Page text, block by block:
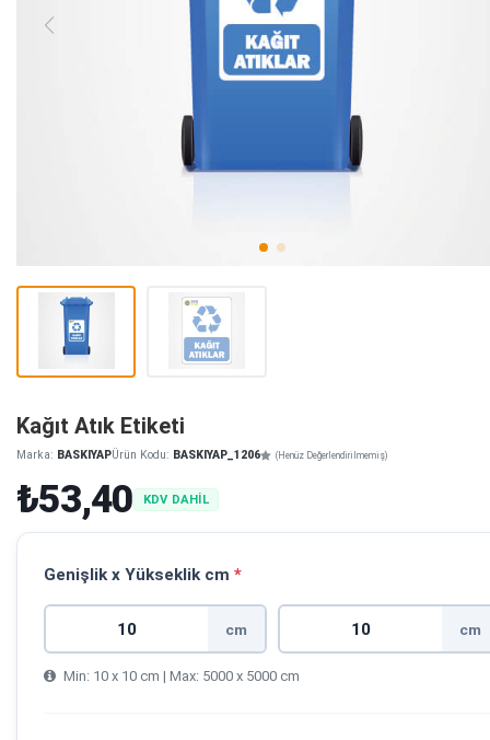
Kağıt Atık Etiketi
Marka: BASKIYAPÜrün Kodu: BASKIYAP_1206 (Henüz Değerlendirilmemiş)
₺53,40 KDV DAHİL
Genişlik x Yükseklik cm *
cm cm
Min: 10 x 10 cm | Max: 5000 x 5000 cm